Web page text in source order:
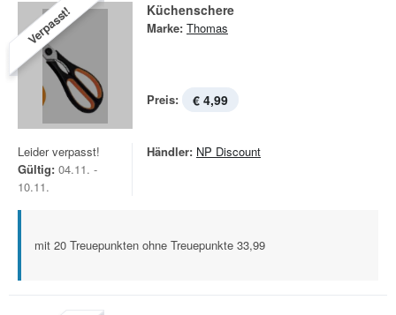
Verpasst! Küchenschere
Marke: Thomas
Preis: € 4,99
Leider verpasst!
Gültig: 04.11. -
10.11.
Händler: NP Discount
mit 20 Treuepunkten ohne Treuepunkte 33,99